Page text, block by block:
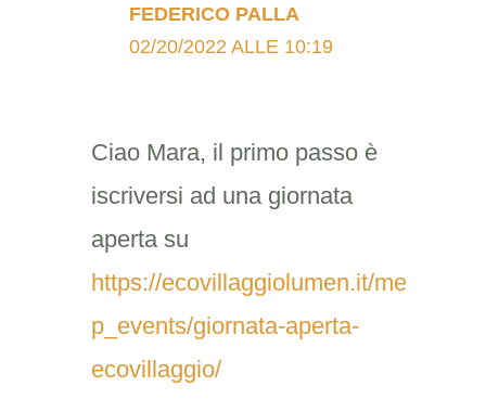
FEDERICO PALLA
02/20/2022 ALLE 10:19
Ciao Mara, il primo passo è
iscriversi ad una giornata
aperta su
https://ecovillaggiolumen.it/me
p_events/giornata-aperta-
ecovillaggio/